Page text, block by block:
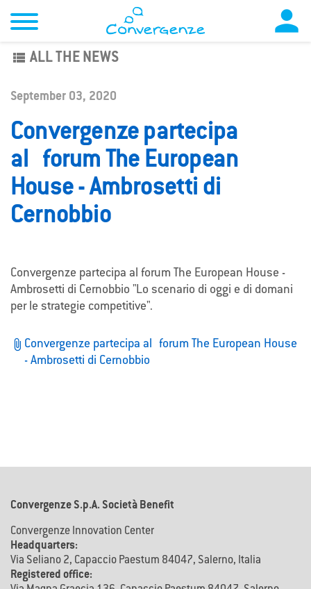

view_list ALL THE NEWS
September 03, 2020
Convergenze partecipa
al forum The European
House - Ambrosetti di
Cernobbio
Convergenze partecipa al forum The European House -
Ambrosetti di Cernobbio "Lo scenario di oggi e di domani
per le strategie competitive".
attach_file Convergenze partecipa al forum The European House
- Ambrosetti di Cernobbio
Convergenze S.p.A. Società Benefit
Convergenze Innovation Center
Headquarters:
Via Seliano 2, Capaccio Paestum 84047, Salerno, Italia
Registered office: